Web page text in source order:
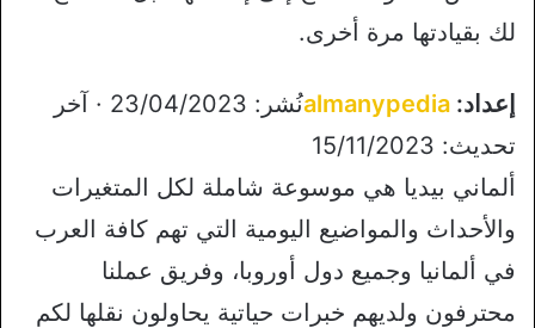
لك بقيادتها مرة أخرى.
إعداد: almanypedia
نُشر: 23/04/2023 · آخر
تحديث: 15/11/2023
ألماني بيديا هي موسوعة شاملة لكل المتغيرات
والأحداث والمواضيع اليومية التي تهم كافة العرب
في ألمانيا وجميع دول أوروبا، وفريق عملنا
محترفون ولديهم خبرات حياتية يحاولون نقلها لكم